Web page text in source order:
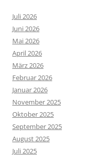
Juli 2026
Juni 2026
Mai 2026
April 2026
März 2026
Februar 2026
Januar 2026
November 2025
Oktober 2025
September 2025
August 2025
Juli 2025